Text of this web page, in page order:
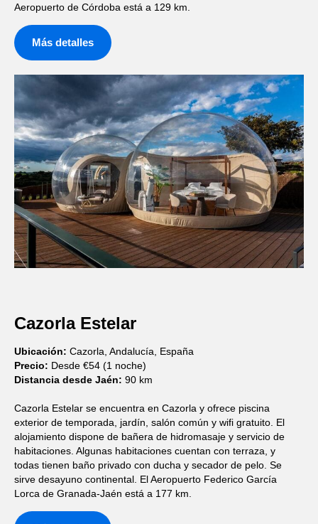
Aeropuerto de Córdoba está a 129 km.
Más detalles
Cazorla Estelar
Ubicación: Cazorla, Andalucía, España
Precio: Desde €54 (1 noche)
Distancia desde Jaén: 90 km
Cazorla Estelar se encuentra en Cazorla y ofrece piscina
exterior de temporada, jardín, salón común y wifi gratuito. El
alojamiento dispone de bañera de hidromasaje y servicio de
habitaciones. Algunas habitaciones cuentan con terraza, y
todas tienen baño privado con ducha y secador de pelo. Se
sirve desayuno continental. El Aeropuerto Federico García
Lorca de Granada-Jaén está a 177 km.